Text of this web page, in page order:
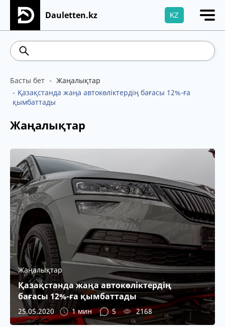
Dauletten.kz KZ
Сіздің өтінішіңіз сәтті жіберілді, Рақмет!
Басты бет
Жаңалықтар
Қазақстанда жаңа автокөліктердің бағасы 12%-ға
қымбаттады
Жаңалықтар
Жаңалықтар
Қазақстанда жаңа автокөліктердің
бағасы 12%-ға қымбаттады
25.05.2020 1 мин 5 2168